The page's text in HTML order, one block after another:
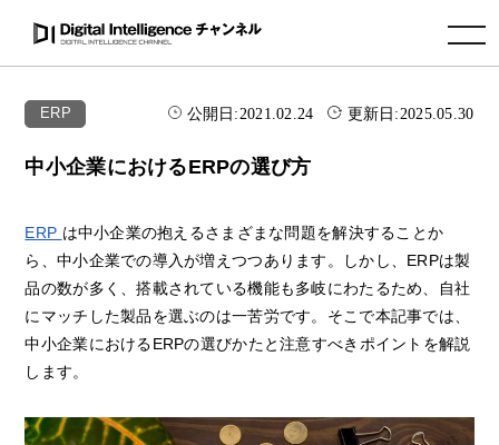
toggle navigation
ERP 公開日:2021.02.24 更新日:2025.05.30
中小企業におけるERPの選び方
ERP は中小企業の抱えるさまざまな問題を解決することか
ら、中小企業での導入が増えつつあります。しかし、ERPは製
品の数が多く、搭載されている機能も多岐にわたるため、自社
にマッチした製品を選ぶのは一苦労です。そこで本記事では、
中小企業におけるERPの選びかたと注意すべきポイントを解説
します。